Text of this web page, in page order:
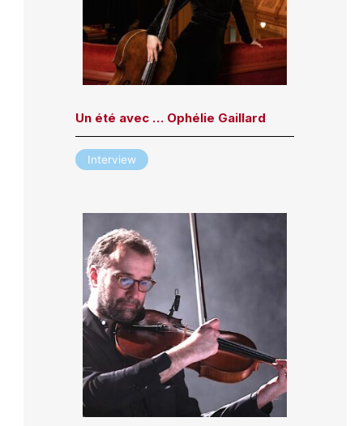
Un été avec … Ophélie Gaillard
Interview